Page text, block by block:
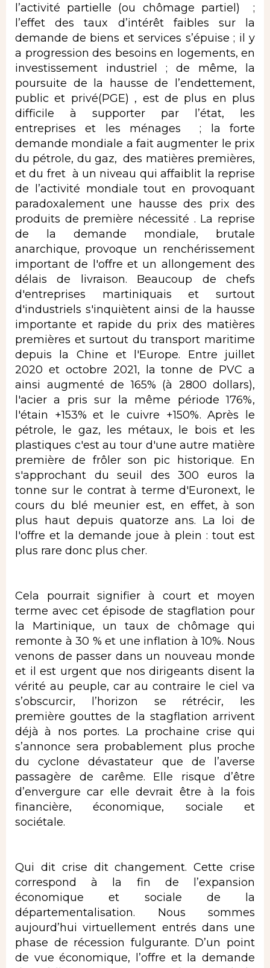
l’activité partielle (ou chômage partiel) ;
l’effet des taux d’intérêt faibles sur la
demande de biens et services s’épuise ; il y
a progression des besoins en logements, en
investissement industriel ; de même, la
poursuite de la hausse de l’endettement,
public et privé(PGE) , est de plus en plus
difficile à supporter par l’état, les
entreprises et les ménages ; la forte
demande mondiale a fait augmenter le prix
du pétrole, du gaz, des matières premières,
et du fret à un niveau qui affaiblit la reprise
de l’activité mondiale tout en provoquant
paradoxalement une hausse des prix des
produits de première nécessité . La reprise
de la demande mondiale, brutale
anarchique, provoque un renchérissement
important de l'offre et un allongement des
délais de livraison. Beaucoup de chefs
d'entreprises martiniquais et surtout
d'industriels s'inquiètent ainsi de la hausse
importante et rapide du prix des matières
premières et surtout du transport maritime
depuis la Chine et l'Europe. Entre juillet
2020 et octobre 2021, la tonne de PVC a
ainsi augmenté de 165% (à 2800 dollars),
l'acier a pris sur la même période 176%,
l'étain +153% et le cuivre +150%. Après le
pétrole, le gaz, les métaux, le bois et les
plastiques c'est au tour d'une autre matière
première de frôler son pic historique. En
s'approchant du seuil des 300 euros la
tonne sur le contrat à terme d'Euronext, le
cours du blé meunier est, en effet, à son
plus haut depuis quatorze ans. La loi de
l'offre et la demande joue à plein : tout est
plus rare donc plus cher.
Cela pourrait signifier à court et moyen
terme avec cet épisode de stagflation pour
la Martinique, un taux de chômage qui
remonte à 30 % et une inflation à 10%. Nous
venons de passer dans un nouveau monde
et il est urgent que nos dirigeants disent la
vérité au peuple, car au contraire le ciel va
s’obscurcir, l’horizon se rétrécir, les
première gouttes de la stagflation arrivent
déjà à nos portes. La prochaine crise qui
s’annonce sera probablement plus proche
du cyclone dévastateur que de l’averse
passagère de carême. Elle risque d’être
d’envergure car elle devrait être à la fois
financière, économique, sociale et
sociétale.
Qui dit crise dit changement. Cette crise
correspond à la fin de l’expansion
économique et sociale de la
départementalisation. Nous sommes
aujourd’hui virtuellement entrés dans une
phase de récession fulgurante. D’un point
de vue économique, l’offre et la demande